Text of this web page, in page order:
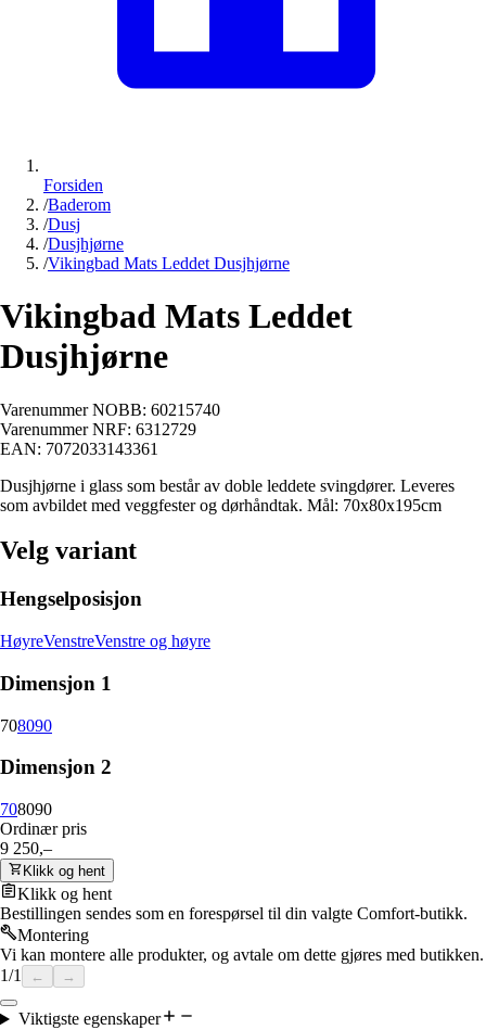
Forsiden
/Baderom
/Dusj
/Dusjhjørne
/Vikingbad Mats Leddet Dusjhjørne
Vikingbad Mats Leddet
Dusjhjørne
Varenummer NOBB: 60215740
Varenummer NRF: 6312729
EAN: 7072033143361
Dusjhjørne i glass som består av doble leddete svingdører. Leveres
som avbildet med veggfester og dørhåndtak. Mål: 70x80x195cm
Velg variant
Hengselposisjon
HøyreVenstreVenstre og høyre
Dimensjon 1
708090
Dimensjon 2
708090
Ordinær pris
9 250,–
Klikk og hent
Klikk og hent
Bestillingen sendes som en forespørsel til din valgte Comfort-butikk.
Montering
Vi kan montere alle produkter, og avtale om dette gjøres med butikken.
1/1 ← →
Viktigste egenskaper